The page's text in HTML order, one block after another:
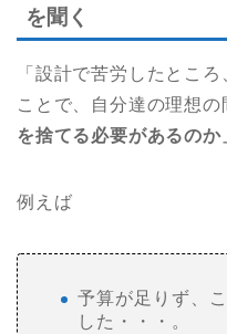
を聞く
「設計で苦労したとこ
ことで、自分達の理想の
を捨てる必要があるのか
例えば
予算が足りず、
した・・・。